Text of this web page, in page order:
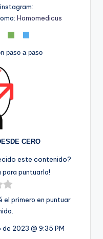
Homomedicus
paso a paso
CERO
este contenido?
para puntuarlo!
el primero en puntuar
de 2023 @ 9:35 PM